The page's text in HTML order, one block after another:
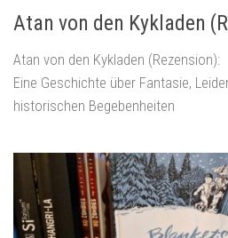
Atan von den Kykladen
Atan von den Kykladen (Rezension):
Eine Geschichte über Fantasie,
historischen Begebenheiten